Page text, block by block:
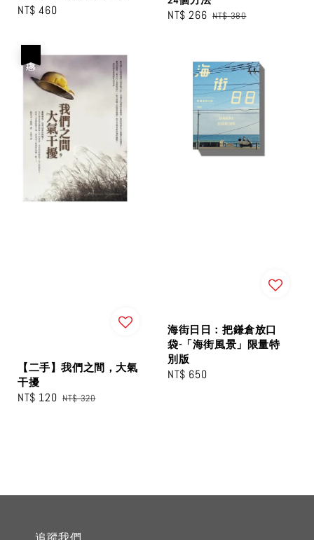
Regular
NT$ 460
Sale
NT$ 266 Regular
NT$ 380
【二手】我們之間，大氣
干擾
Sale
NT$ 120 Regular
NT$ 320
海街日日：把鎌倉放口
袋-「海街風景」限量特
別版
Regular
NT$ 650